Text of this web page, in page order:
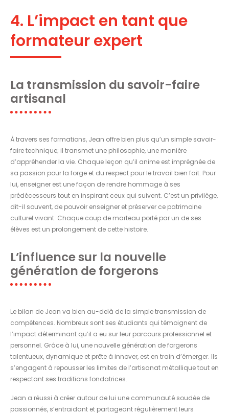
4. L’impact en tant que
formateur expert
La transmission du savoir-faire
artisanal
À travers ses formations, Jean offre bien plus qu’un simple savoir-
faire technique; il transmet une philosophie, une manière
d’appréhender la vie. Chaque leçon qu’il anime est imprégnée de
sa passion pour la forge et du respect pour le travail bien fait. Pour
lui, enseigner est une façon de rendre hommage à ses
prédécesseurs tout en inspirant ceux qui suivent. C’est un privilège,
dit-il souvent, de pouvoir enseigner et préserver ce patrimoine
culturel vivant. Chaque coup de marteau porté par un de ses
élèves est un prolongement de cette histoire.
L’influence sur la nouvelle
génération de forgerons
Le bilan de Jean va bien au-delà de la simple transmission de
compétences. Nombreux sont ses étudiants qui témoignent de
l’impact déterminant qu’il a eu sur leur parcours professionnel et
personnel. Grâce à lui, une nouvelle génération de forgerons
talentueux, dynamique et prête à innover, est en train d’émerger. Ils
s’engagent à repousser les limites de l’artisanat métallique tout en
respectant ses traditions fondatrices.
Jean a réussi à créer autour de lui une communauté soudée de
passionnés, s’entraidant et partageant régulièrement leurs